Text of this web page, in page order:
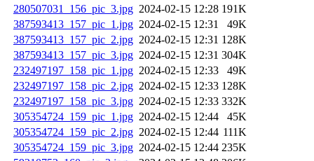
280507031_156_pic_3.jpg 2024-02-15 12:28 191K
387593413_157_pic_1.jpg 2024-02-15 12:31
49K
387593413_157_pic_2.jpg 2024-02-15 12:31 128K
387593413_157_pic_3.jpg 2024-02-15 12:31 304K
232497197_158_pic_1.jpg 2024-02-15 12:33
49K
232497197_158_pic_2.jpg 2024-02-15 12:33 128K
232497197_158_pic_3.jpg 2024-02-15 12:33 332K
305354724_159_pic_1.jpg 2024-02-15 12:44
45K
305354724_159_pic_2.jpg 2024-02-15 12:44 111K
305354724_159_pic_3.jpg 2024-02-15 12:44 235K